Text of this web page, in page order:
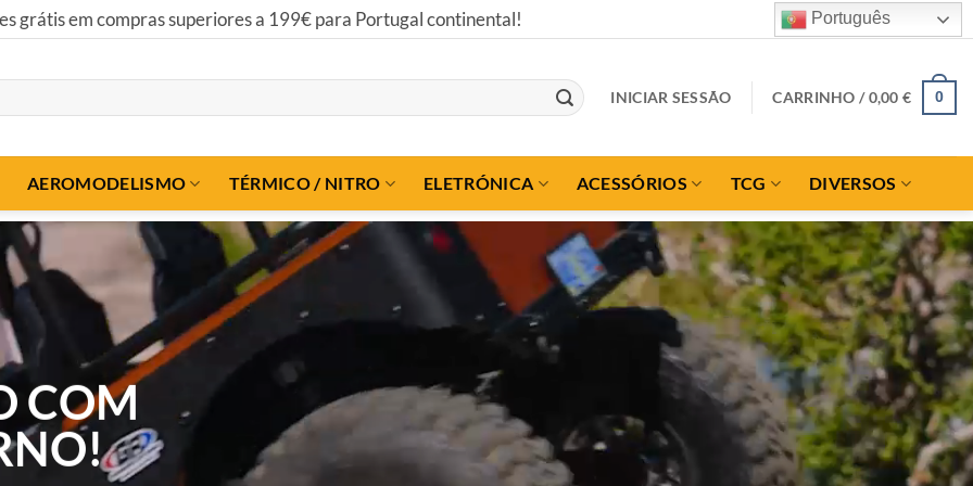
Todas as suas transações são 100% seguras! Português
INICIAR SESSÃO CARRINHO /0,00€ 0
AEROMODELISMO TÉRMICO / NITRO ELETRÓNICA ACESSÓRIOS TCG DIVERSOS
COM